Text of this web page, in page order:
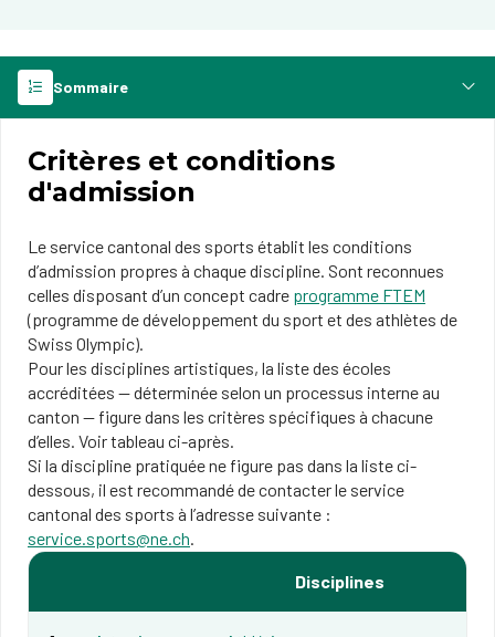
Sommaire
Critères et conditions
d'admission
Le service cantonal des sports établit les conditions
d’admission propres à chaque discipline. Sont reconnues
celles disposant d’un concept cadre programme FTEM
(programme de développement du sport et des athlètes de
Swiss Olympic).
Pour les disciplines artistiques, la liste des écoles
accréditées — déterminée selon un processus interne au
canton — figure dans les critères spécifiques à chacune
d’elles. Voir tableau ci-après.
Si la discipline pratiquée ne figure pas dans la liste ci-
dessous, il est recommandé de contacter le service
cantonal des sports à l’adresse suivante :
service.sports@ne.ch.
Disciplines